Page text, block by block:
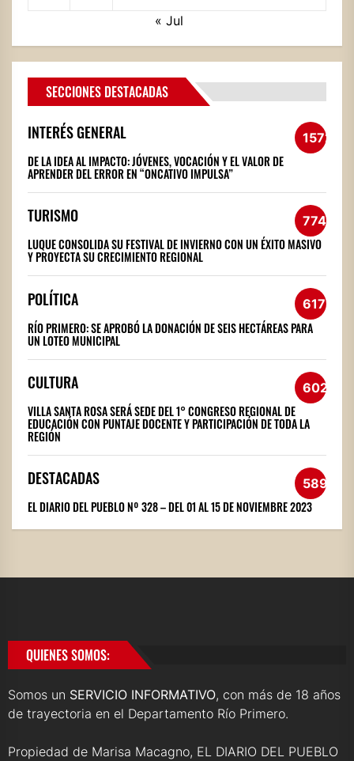
« Jul
SECCIONES DESTACADAS
INTERÉS GENERAL 1572
DE LA IDEA AL IMPACTO: JÓVENES, VOCACIÓN Y EL VALOR DE
APRENDER DEL ERROR EN “ONCATIVO IMPULSA”
TURISMO 774
LUQUE CONSOLIDA SU FESTIVAL DE INVIERNO CON UN ÉXITO MASIVO
Y PROYECTA SU CRECIMIENTO REGIONAL
POLÍTICA 617
RÍO PRIMERO: SE APROBÓ LA DONACIÓN DE SEIS HECTÁREAS PARA
UN LOTEO MUNICIPAL
CULTURA 602
VILLA SANTA ROSA SERÁ SEDE DEL 1° CONGRESO REGIONAL DE
EDUCACIÓN CON PUNTAJE DOCENTE Y PARTICIPACIÓN DE TODA LA
REGIÓN
DESTACADAS 589
EL DIARIO DEL PUEBLO Nº 328 – DEL 01 AL 15 DE NOVIEMBRE 2023
QUIENES SOMOS:
Somos un SERVICIO INFORMATIVO, con más de 18 años
de trayectoria en el Departamento Río Primero.
Propiedad de Marisa Macagno, EL DIARIO DEL PUEBLO